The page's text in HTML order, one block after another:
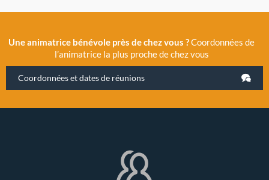
Une animatrice bénévole près de chez vous ?Coordonnées de
l’animatrice la plus proche de chez vous
Coordonnées et dates de réunions